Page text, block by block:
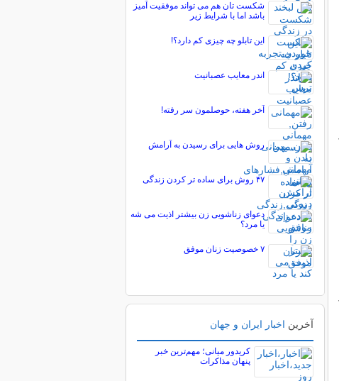
شکست تان هم می تواند موفقیت آمیز
باشد اما با شرایط زیر
این تابلو چه چیزی کم دارد؟!
اندر معایب عصبانیت
آخر هفته، حوصلمون سر رفته!
روش‌ هایی برای رسیدن به آرامش
۴۷ روش برای ساده‌ تر کردن زندگی
دعوای زناشویی زن بیشتر اذیت می شه
یا مرد؟
۷ خصوصیت زنان موفق
آخرین اخبار ایران و جهان
کریدور میانی؛ مهم‌ترین خبر
پنهان مذاکرات